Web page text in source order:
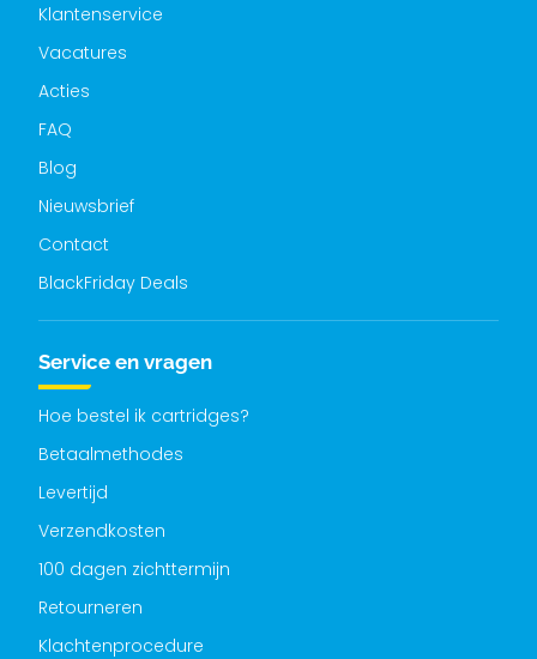
Klantenservice
Vacatures
Acties
FAQ
Blog
Nieuwsbrief
Contact
BlackFriday Deals
Service en vragen
Hoe bestel ik cartridges?
Betaalmethodes
Levertijd
Verzendkosten
100 dagen zichttermijn
Retourneren
Klachtenprocedure